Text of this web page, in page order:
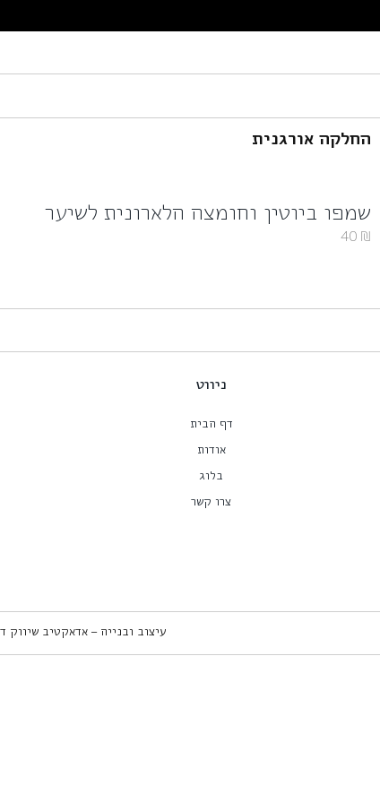
החלקה אורגנית
שמפו ביוטין וחומצה הלארונית לשיער
40 ₪
ניווט
דף הבית
אודות
בלוג
צרו קשר
עיצוב ובנייה – אדאקטיב שיווק